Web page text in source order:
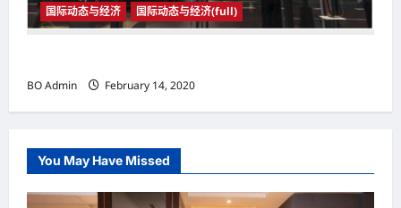
国际动态与经济 国际动态与经济(full)
BO Admin February 14, 2020
You May Have Missed